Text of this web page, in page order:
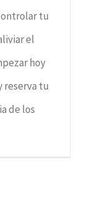
tu
el
hoy
reserva tu
de los